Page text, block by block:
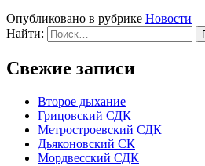
Опубликовано в рубрике Новости
Найти:
Свежие записи
Второе дыхание
Грицовский СДК
Метростроевский СДК
Дьяконовский СК
Мордвесский СДК